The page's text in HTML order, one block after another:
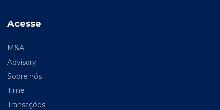
Acesse
M&A
Advisory
Sobre nós
Time
Transações